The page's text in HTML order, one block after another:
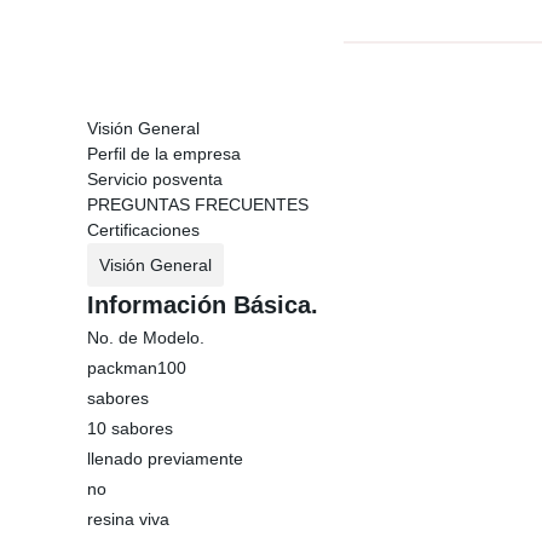
Visión General
Perfil de la empresa
Servicio posventa
PREGUNTAS FRECUENTES
Certificaciones
Visión General
Información Básica.
No. de Modelo.
packman100
sabores
10 sabores
llenado previamente
no
resina viva